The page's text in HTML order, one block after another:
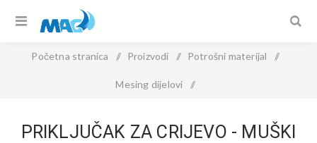
Početna stranica / Proizvodi / Potrošni materijal /
Mesing dijelovi /
PRIKLJUČAK ZA CRIJEVO - MUŠKI